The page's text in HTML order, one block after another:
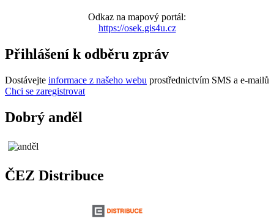
Odkaz na mapový portál:
https://osek.gis4u.cz
Přihlášení k odběru zpráv
Dostávejte informace z našeho webu prostřednictvím SMS a e-mailů
Chci se zaregistrovat
Dobrý anděl
ČEZ Distribuce